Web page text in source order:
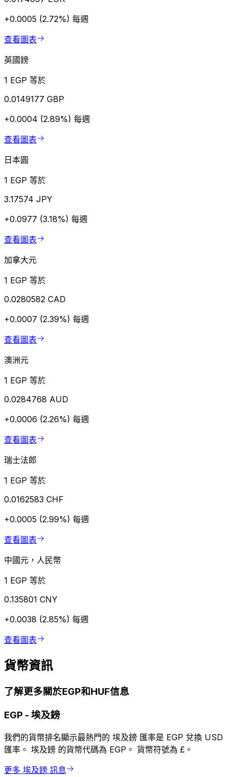
+0.0005 (2.72%) 每週
查看圖表
英國鎊
1 EGP 等於
0.0149177 GBP
+0.0004 (2.89%) 每週
查看圖表
日本圓
1 EGP 等於
3.17574 JPY
+0.0977 (3.18%) 每週
查看圖表
加拿大元
1 EGP 等於
0.0280582 CAD
+0.0007 (2.39%) 每週
查看圖表
澳洲元
1 EGP 等於
0.0284768 AUD
+0.0006 (2.26%) 每週
查看圖表
瑞士法郎
1 EGP 等於
0.0162583 CHF
+0.0005 (2.99%) 每週
查看圖表
中國元，人民幣
1 EGP 等於
0.135801 CNY
+0.0038 (2.85%) 每週
查看圖表
貨幣資訊
了解更多關於EGP和HUF信息
EGP - 埃及鎊
我們的貨幣排名顯示最熱門的 埃及鎊 匯率是 EGP 兌換 USD
匯率。 埃及鎊 的貨幣代碼為 EGP。 貨幣符號為 £。
更多 埃及鎊 訊息